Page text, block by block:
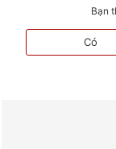
Bạn
Có